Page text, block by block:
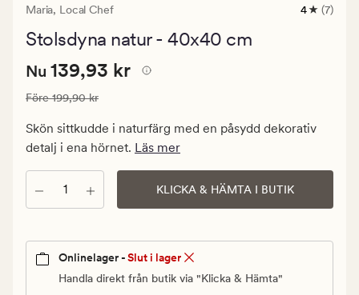
Maria, Local Chef
7
4 (7)
Stolsdyna natur - 40x40 cm
Nuvarande
139,93
kr.
Ordinarie
Nuvarande pris
Nu 139,93 kr
Ordinarie pris 199,90 kr
Före199,90 kr
Skön sittkudde i naturfärg med en påsydd dekorativ
detalj i ena hörnet. Läs mer
Antal KLICKA & HÄMTA I BUTIK
Onlinelager -Slut i lager
Handla direkt från butik via "Klicka & Hämta"